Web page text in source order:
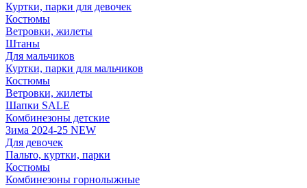
Куртки, парки для девочек
Костюмы
Ветровки, жилеты
Штаны
Для мальчиков
Куртки, парки для мальчиков
Костюмы
Ветровки, жилеты
Шапки SALE
Комбинезоны детские
Зима 2024-25 NEW
Для девочек
Пальто, куртки, парки
Костюмы
Комбинезоны горнолыжные